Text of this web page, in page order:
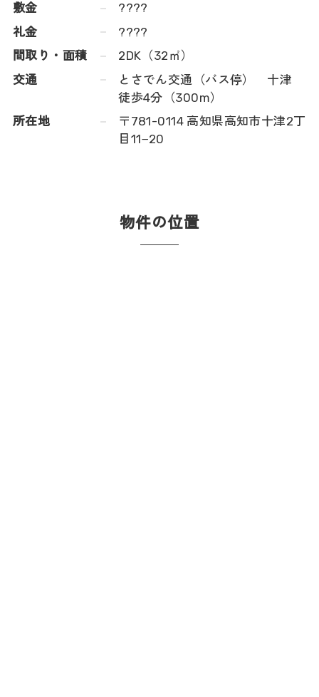
敷金
????
礼金
????
間取り・面積
2DK（32㎡）
交通
とさでん交通（バス停） 十津
徒歩4分（300m）
所在地
〒781-0114 高知県高知市十津2丁
目11−20
物件の位置